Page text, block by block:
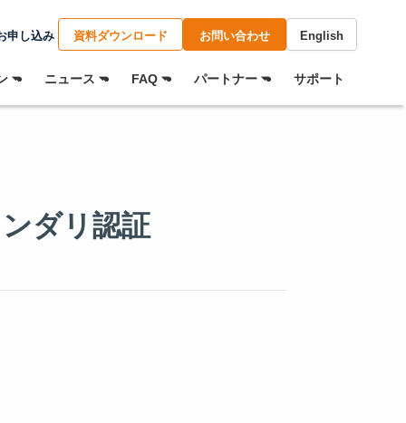
申し込み 資料ダウンロード お問い合わせ English
⏷ ニュース ⏷ FAQ ⏷ パートナー ⏷ サポート
ダリ認証